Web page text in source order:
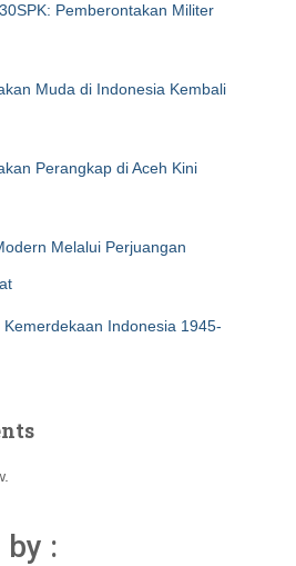
Pemberontakan Militer
Muda di Indonesia Kembali
Perangkap di Aceh Kini
Melalui Perjuangan
Indonesia 1945-
: